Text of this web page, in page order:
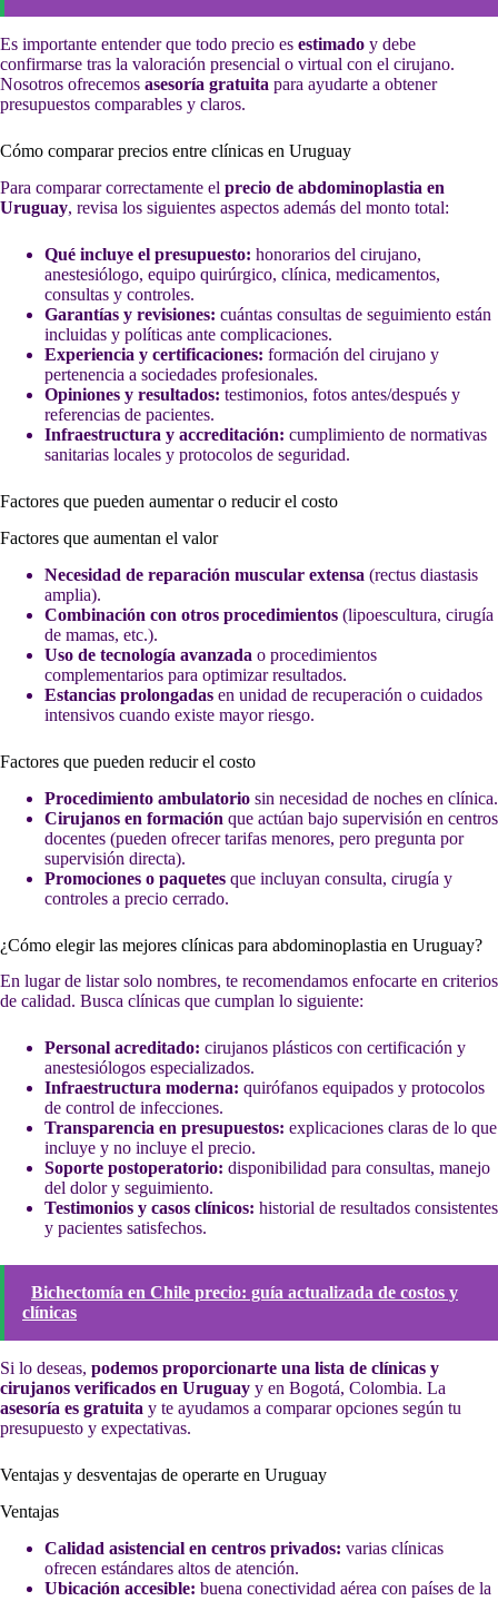
Es importante entender que todo precio es estimado y debe
confirmarse tras la valoración presencial o virtual con el cirujano.
Nosotros ofrecemos asesoría gratuita para ayudarte a obtener
presupuestos comparables y claros.
Cómo comparar precios entre clínicas en Uruguay
Para comparar correctamente el precio de abdominoplastia en
Uruguay, revisa los siguientes aspectos además del monto total:
Qué incluye el presupuesto: honorarios del cirujano,
anestesiólogo, equipo quirúrgico, clínica, medicamentos,
consultas y controles.
Garantías y revisiones: cuántas consultas de seguimiento están
incluidas y políticas ante complicaciones.
Experiencia y certificaciones: formación del cirujano y
pertenencia a sociedades profesionales.
Opiniones y resultados: testimonios, fotos antes/después y
referencias de pacientes.
Infraestructura y accreditación: cumplimiento de normativas
sanitarias locales y protocolos de seguridad.
Factores que pueden aumentar o reducir el costo
Factores que aumentan el valor
Necesidad de reparación muscular extensa (rectus diastasis
amplia).
Combinación con otros procedimientos (lipoescultura, cirugía
de mamas, etc.).
Uso de tecnología avanzada o procedimientos
complementarios para optimizar resultados.
Estancias prolongadas en unidad de recuperación o cuidados
intensivos cuando existe mayor riesgo.
Factores que pueden reducir el costo
Procedimiento ambulatorio sin necesidad de noches en clínica.
Cirujanos en formación que actúan bajo supervisión en centros
docentes (pueden ofrecer tarifas menores, pero pregunta por
supervisión directa).
Promociones o paquetes que incluyan consulta, cirugía y
controles a precio cerrado.
¿Cómo elegir las mejores clínicas para abdominoplastia en Uruguay?
En lugar de listar solo nombres, te recomendamos enfocarte en criterios
de calidad. Busca clínicas que cumplan lo siguiente:
Personal acreditado: cirujanos plásticos con certificación y
anestesiólogos especializados.
Infraestructura moderna: quirófanos equipados y protocolos
de control de infecciones.
Transparencia en presupuestos: explicaciones claras de lo que
incluye y no incluye el precio.
Soporte postoperatorio: disponibilidad para consultas, manejo
del dolor y seguimiento.
Testimonios y casos clínicos: historial de resultados consistentes
y pacientes satisfechos.
Bichectomía en Chile precio: guía actualizada de costos y
clínicas
Si lo deseas, podemos proporcionarte una lista de clínicas y
cirujanos verificados en Uruguay y en Bogotá, Colombia. La
asesoría es gratuita y te ayudamos a comparar opciones según tu
presupuesto y expectativas.
Ventajas y desventajas de operarte en Uruguay
Ventajas
Calidad asistencial en centros privados: varias clínicas
ofrecen estándares altos de atención.
Ubicación accesible: buena conectividad aérea con países de la